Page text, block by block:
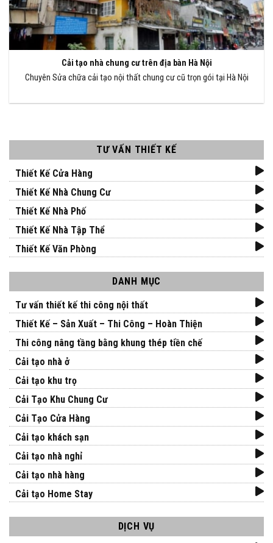
TƯ VẤN THIẾT KẾ
Thiết Kế Cửa Hàng
Thiết Kế Nhà Chung Cư
Thiết Kế Nhà Phố
Thiết Kế Nhà Tập Thể
Thiết Kế Văn Phòng
DANH MỤC
Tư vấn thiết kế thi công nội thất
Thiết Kế – Sản Xuất – Thi Công – Hoàn Thiện
Thi công nâng tầng bằng khung thép tiền chế
Cải tạo nhà ở
Cải tạo khu trọ
Cải Tạo Khu Chung Cư
Cải Tạo Cửa Hàng
Cải tạo khách sạn
Cải tạo nhà nghỉ
Cải tạo nhà hàng
Cải tạo Home Stay
DỊCH VỤ
Cải tạo nhà chung cư trên địa bàn Hà Nội
Chuyên Sửa chữa cải tạo nội thất chung cư cũ trọn gói tại Hà Nội